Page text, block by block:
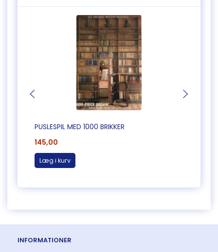
PUSLESPIL MED 1000 BRIKKER
145,00
Læg i kurv
INFORMATIONER